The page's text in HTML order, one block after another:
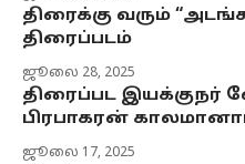
திரைக்கு வரும்
திரைப்படம்
ஜூலை 28, 2025
திரைப்பட இயக்குநர்
பிரபாகரன்
ஜூலை 17, 2025